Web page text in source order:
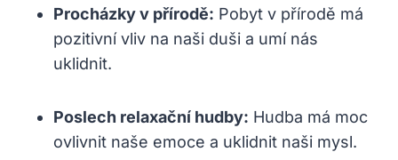
Procházky v přírodě: Pobyt v přírodě má
pozitivní vliv na naši duši a umí nás
uklidnit.
Poslech relaxační hudby: Hudba má moc
ovlivnit naše emoce a uklidnit naši mysl.